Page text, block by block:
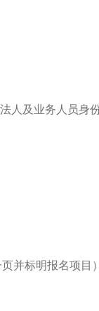
人及业务人员身
并标明报名项目）